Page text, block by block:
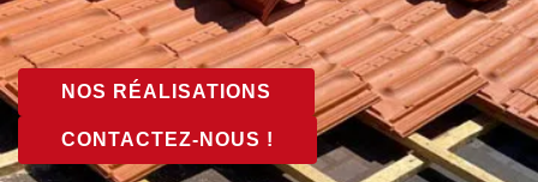
NOS RÉALISATIONS
CONTACTEZ-NOUS !